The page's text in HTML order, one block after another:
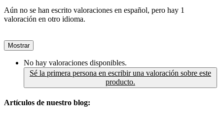
Aún no se han escrito valoraciones en español, pero hay 1
valoración en otro idioma.
Mostrar
No hay valoraciones disponibles.
Sé la primera persona en escribir una valoración sobre este
producto.
Artículos de nuestro blog: